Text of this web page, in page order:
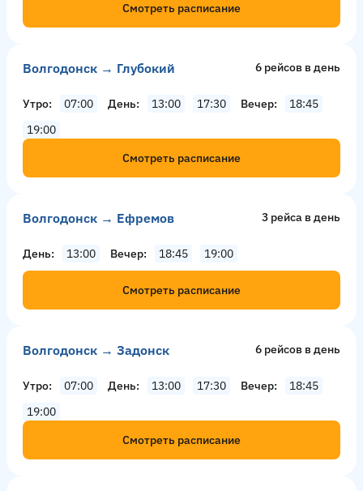
Смотреть расписание
Волгодонск → Глубокий 6 рейсов в день
Утро 07:00 День 13:00 17:30 Вечер
18:45
19:00
Смотреть расписание
Волгодонск → Ефремов 3 рейсa в день
День 13:00 Вечер 18:45 19:00
Смотреть расписание
Волгодонск → Задонск 6 рейсов в день
Утро 07:00 День 13:00 17:30 Вечер
18:45
19:00
Смотреть расписание